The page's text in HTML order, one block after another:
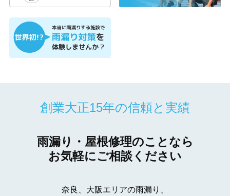
創業大正15年の信頼と実績
雨漏り・屋根修理のことなら
お気軽にご相談ください
奈良、大阪エリアの雨漏り、